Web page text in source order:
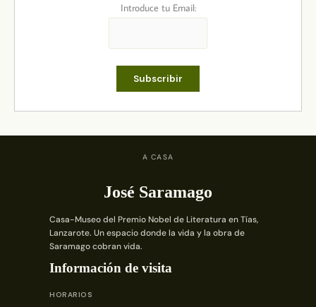
Introduce tu Email:
A CASA
José Saramago
Casa-Museo del Premio Nobel de Literatura en Tías,
Lanzarote. Un espacio donde la vida y la obra de
Saramago cobran vida.
Información de visita
HORARIOS